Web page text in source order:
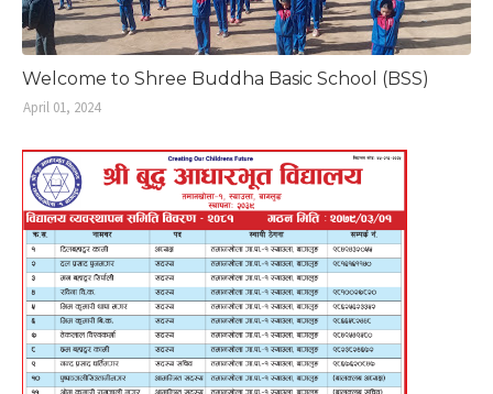
Welcome to Shree Buddha Basic School (BSS)
April 01, 2024